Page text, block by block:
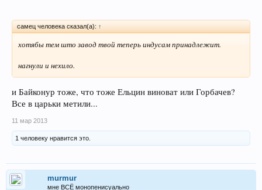
самец человека сказал(а): ↑
хотябы тем што завод твой теперь индусам принадлежит.
нагнули и нехило.
и Байконур тоже, что тоже Ельцин виноват или Горбачев?
Все в царьки метили...
11 мар 2013
1 человеку нравится это.
murmur
мне ВСЁ монопенисуально